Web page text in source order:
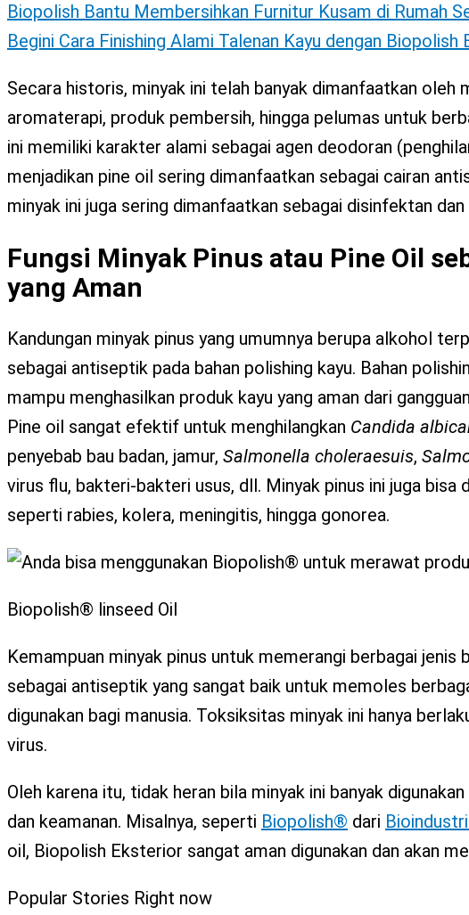
Biopolish Bantu Membersihkan Furnitur Kusam di Rumah
Begini Cara Finishing Alami Talenan Kayu dengan Biopolish
Secara historis, minyak ini telah banyak dimanfaatkan oleh
aromaterapi, produk pembersih, hingga pelumas untuk
ini memiliki karakter alami sebagai agen deodoran
menjadikan pine oil sering dimanfaatkan sebagai cairan
minyak ini juga sering dimanfaatkan sebagai disinfektan dan
Fungsi Minyak Pinus atau Pine Oil
yang Aman
Kandungan minyak pinus yang umumnya berupa alkohol
sebagai antiseptik pada bahan polishing kayu. Bahan
mampu menghasilkan produk kayu yang aman dari
Pine oil sangat efektif untuk menghilangkan Candida
penyebab bau badan, jamur, Salmonella choleraesuis,
virus flu, bakteri-bakteri usus, dll. Minyak pinus ini juga bisa
seperti rabies, kolera, meningitis, hingga gonorea.
Biopolish® linseed Oil
Kemampuan minyak pinus untuk memerangi berbagai
sebagai antiseptik yang sangat baik untuk memoles
digunakan bagi manusia. Toksiksitas minyak ini hanya
virus.
Oleh karena itu, tidak heran bila minyak ini banyak
dan keamanan. Misalnya, seperti Biopolish® dari
oil, Biopolish Eksterior sangat aman digunakan dan akan
Popular Stories Right now